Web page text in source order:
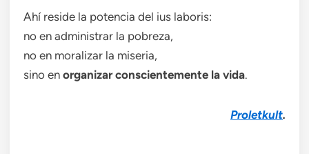
Ahí reside la potencia del ius laboris:
no en administrar la pobreza,
no en moralizar la miseria,
sino en organizar conscientemente la vida.
Proletkult.